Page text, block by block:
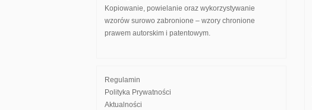
Kopiowanie, powielanie oraz wykorzystywanie
wzorów surowo zabronione – wzory chronione
prawem autorskim i patentowym.
Regulamin
Polityka Prywatności
Aktualności